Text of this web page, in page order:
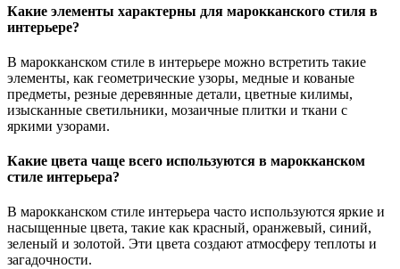
Какие элементы характерны для марокканского стиля в
интерьере?
В марокканском стиле в интерьере можно встретить такие
элементы, как геометрические узоры, медные и кованые
предметы, резные деревянные детали, цветные килимы,
изысканные светильники, мозаичные плитки и ткани с
яркими узорами.
Какие цвета чаще всего используются в марокканском
стиле интерьера?
В марокканском стиле интерьера часто используются яркие и
насыщенные цвета, такие как красный, оранжевый, синий,
зеленый и золотой. Эти цвета создают атмосферу теплоты и
загадочности.